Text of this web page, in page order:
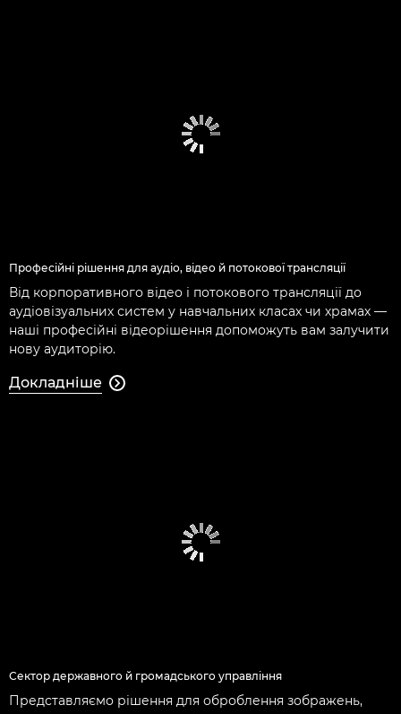
Професійні рішення для аудіо, відео й потокової трансляції
Від корпоративного відео і потокового трансляції до
аудіовізуальних систем у навчальних класах чи храмах —
наші професійні відеорішення допоможуть вам залучити
нову аудиторію.
Докладніше 
Сектор державного й громадського управління
Представляємо рішення для оброблення зображень,